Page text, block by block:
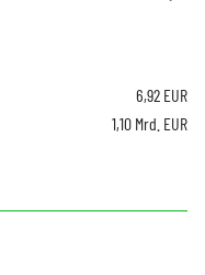
6,92 EUR
1,10 Mrd. EUR